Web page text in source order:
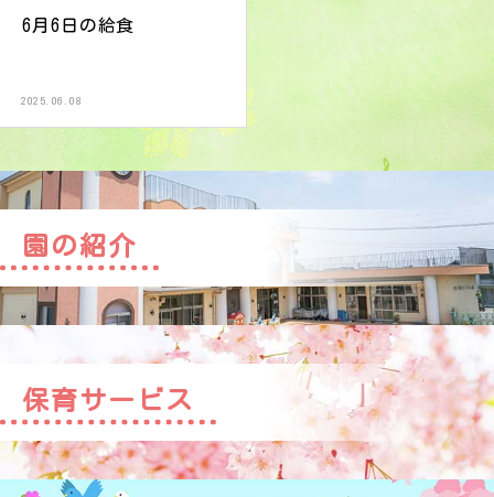
6月6日の給食
2025.06.08
園の紹介
保育サービス